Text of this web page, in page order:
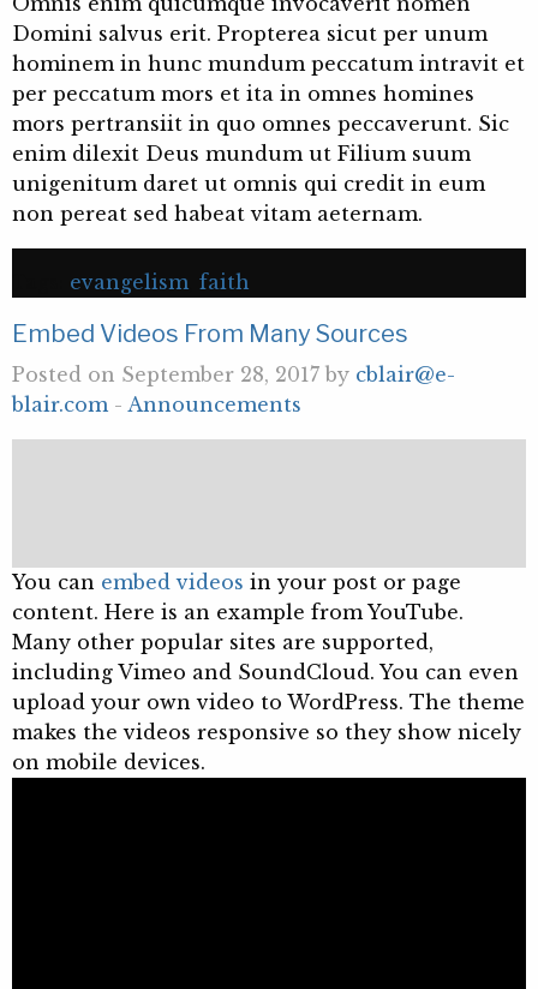
Domini salvus erit. Propterea sicut per unum
hominem in hunc mundum peccatum intravit et
per peccatum mors et ita in omnes homines
mors pertransiit in quo omnes peccaverunt. Sic
enim dilexit Deus mundum ut Filium suum
unigenitum daret ut omnis qui credit in eum
non pereat sed habeat vitam aeternam.
evangelism faith
Embed Videos From Many Sources
Posted on September 28, 2017 by cblair@e-
blair.com- Announcements
You can embed videos in your post or page
content. Here is an example from YouTube.
Many other popular sites are supported,
including Vimeo and SoundCloud. You can even
upload your own video to WordPress. The theme
makes the videos responsive so they show nicely
on mobile devices.